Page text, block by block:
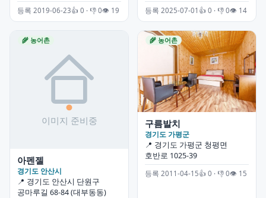
등록 2019-06-23👍 0 · 👎 0👁 19 등록 2025-07-01 👍 0 · 👎 0👁 14
🌾 농어촌
아펜젤
경기도 안산시
📍 경기도 안산시 단원구
공마루길 68-84 (대부동동)
🌾 농어촌
구름발치
경기도 가평군
📍 경기도 가평군 청평면
호반로 1025-39
등록 2011-04-15👍 0 · 👎 0👁 15